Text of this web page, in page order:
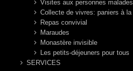
Visites aux personnes
Collecte de vivres: paniers à la
Repas convivial
Maraudes
Monastère invisible
Les petits-déjeuners pour tous
SERVICES